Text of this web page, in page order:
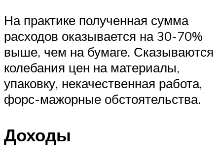
На практике полученная сумма
расходов оказывается на 30-70%
выше, чем на бумаге. Сказываются
колебания цен на материалы,
упаковку, некачественная работа,
форс-мажорные обстоятельства.
Доходы